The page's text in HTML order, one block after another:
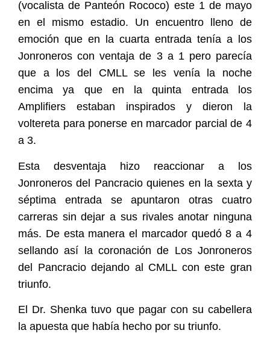
(vocalista de Panteón Rococo) este 1 de mayo
en el mismo estadio. Un encuentro lleno de
emoción que en la cuarta entrada tenía a los
Jonroneros con ventaja de 3 a 1 pero parecía
que a los del CMLL se les venía la noche
encima ya que en la quinta entrada los
Amplifiers estaban inspirados y dieron la
voltereta para ponerse en marcador parcial de 4
a 3.
Esta desventaja hizo reaccionar a los
Jonroneros del Pancracio quienes en la sexta y
séptima entrada se apuntaron otras cuatro
carreras sin dejar a sus rivales anotar ninguna
más. De esta manera el marcador quedó 8 a 4
sellando así la coronación de Los Jonroneros
del Pancracio dejando al CMLL con este gran
triunfo.
El Dr. Shenka tuvo que pagar con su cabellera
la apuesta que había hecho por su triunfo.